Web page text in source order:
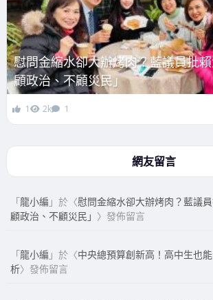
慰問金縮水卻大辦烤肉？藍議員批
顧政治、不顧災民」
1 2k 1
網友留言
「龍小編 」於〈慰問金縮水卻大辦烤肉？藍議
顧政治、不顧災民」 〉發佈留言
「龍小編 」於〈中央總預算創新高！高中生也
析〉發佈留言